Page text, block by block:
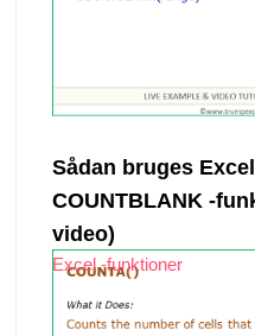
Sådan bruges Excel
COUNTBLANK -
video)
Excel -funktioner